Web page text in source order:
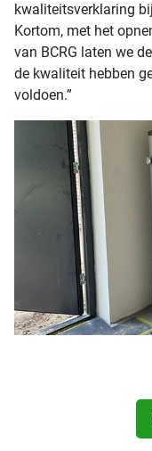
kwaliteitsverklaring
Kortom, met het
van BCRG laten we
de kwaliteit hebben
voldoen.”